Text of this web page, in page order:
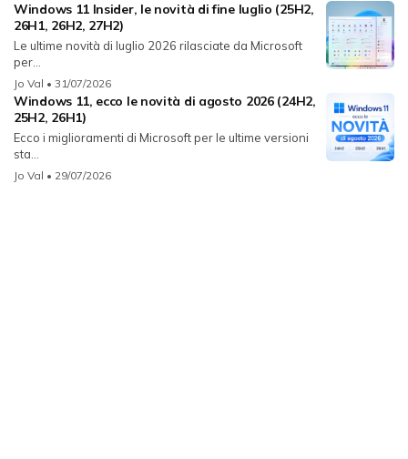
Windows 11 Insider, le novità di fine luglio (25H2,
26H1, 26H2, 27H2)
Le ultime novità di luglio 2026 rilasciate da Microsoft
per...
Jo Val • 31/07/2026
Windows 11, ecco le novità di agosto 2026 (24H2,
25H2, 26H1)
Ecco i miglioramenti di Microsoft per le ultime versioni
sta...
Jo Val • 29/07/2026